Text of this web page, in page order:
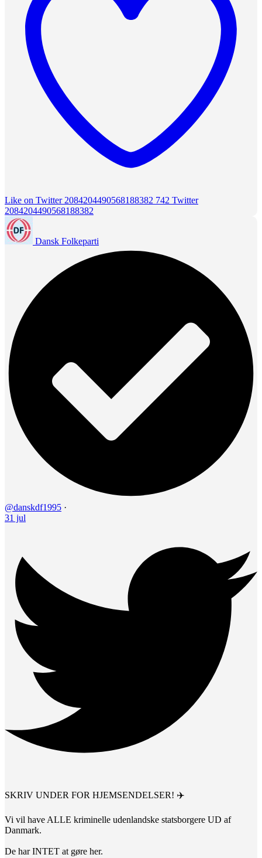
Like on Twitter 2084204490568188382 742 Twitter
2084204490568188382
Dansk Folkeparti
@danskdf1995 ·
31 jul
SKRIV UNDER FOR HJEMSENDELSER! ✈️
Vi vil have ALLE kriminelle udenlandske statsborgere UD af
Danmark.
De har INTET at gøre her.